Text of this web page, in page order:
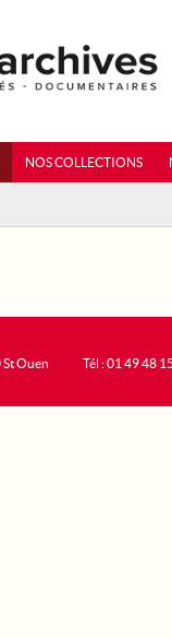
NOS COLLECTIONS
Ouen
Tél : 01 49 48